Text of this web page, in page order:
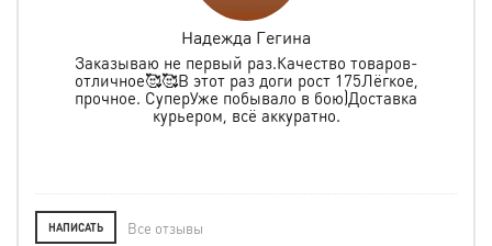
Надежда Гегина
Заказываю не первый раз.Качество товаров-
отличное🥰🥰В этот раз доги рост 175Лёгкое,
прочное. СуперУже побывало в бою)Доставка
курьером, всё аккуратно.
НАПИСАТЬ Все отзывы